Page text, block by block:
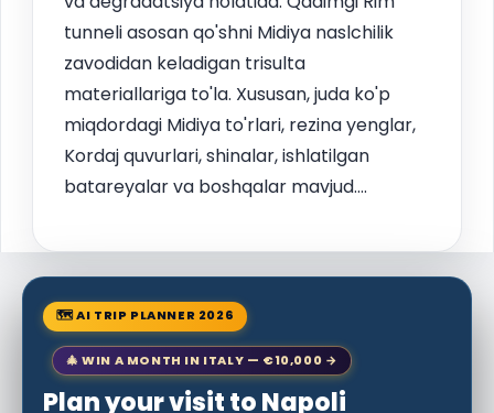
tunneli asosan qo'shni Midiya naslchilik
zavodidan keladigan trisulta
materiallariga to'la. Xususan, juda ko'p
miqdordagi Midiya to'rlari, rezina yenglar,
Kordaj quvurlari, shinalar, ishlatilgan
batareyalar va boshqalar mavjud....
🗺 AI TRIP PLANNER 2026
🎄 WIN A MONTH IN ITALY — €10,000 →
Plan your visit to Napoli